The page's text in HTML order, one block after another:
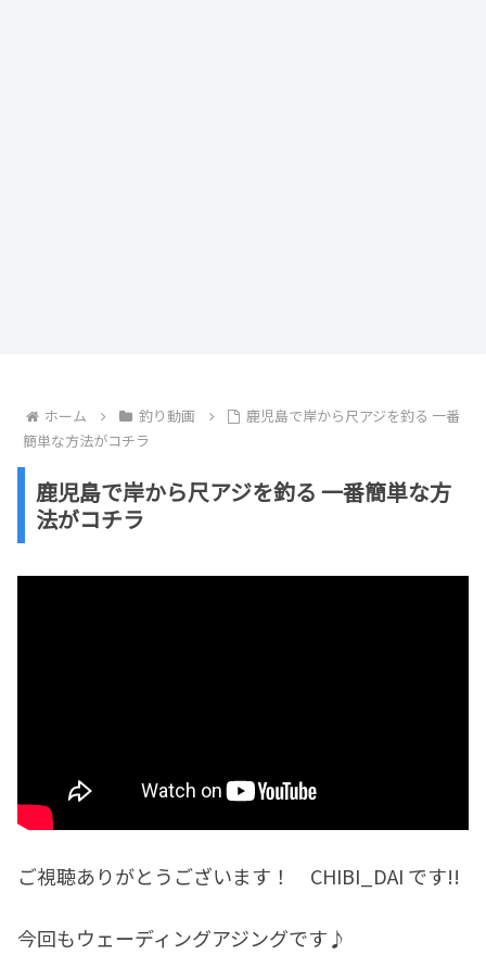
ホーム 釣り動画
鹿児島で岸から尺アジを釣る 一番
簡単な方法がコチラ
鹿児島で岸から尺アジを釣る 一番簡単な方
法がコチラ
ご視聴ありがとうございます！ CHIBI_DAI です!!
今回もウェーディングアジングです♪